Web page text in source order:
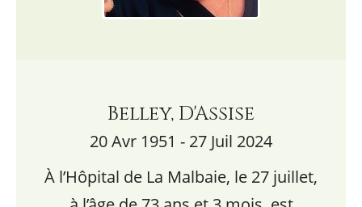
Belley, D'Assise
20 Avr 1951 - 27 Juil 2024
À l’Hôpital de La Malbaie, le 27 juillet,